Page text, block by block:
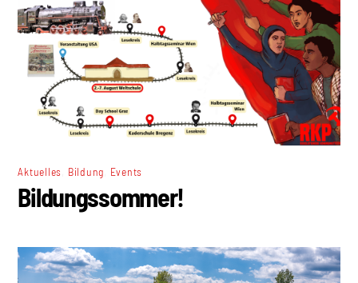
Aktuelles Bildung Events
Bildungssommer!